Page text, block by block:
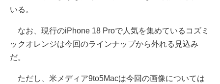
いる。
なお、現行のiPhone 18 Proで人気を集めているコズミ
ックオレンジは今回のラインナップから外れる見込み
だ。
ただし、米メディア9to5Macは今回の画像については